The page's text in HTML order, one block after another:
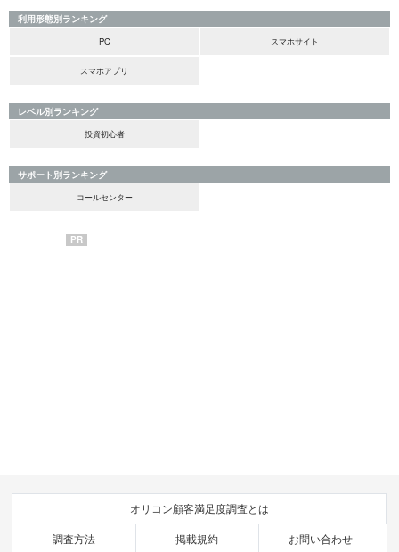
利用形態別ランキング
PC
スマホサイト
スマホアプリ
レベル別ランキング
投資初心者
サポート別ランキング
コールセンター
PR
オリコン顧客満足度調査とは
調査方法 掲載規約 お問い合わせ